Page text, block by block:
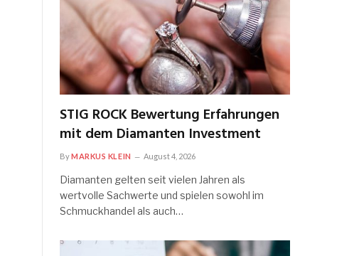
STIG ROCK Bewertung Erfahrungen
mit dem Diamanten Investment
ByMARKUS KLEIN August 4, 2026
Diamanten gelten seit vielen Jahren als
wertvolle Sachwerte und spielen sowohl im
Schmuckhandel als auch…